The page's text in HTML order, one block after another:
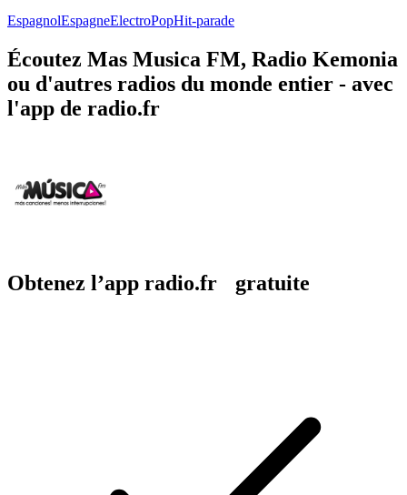
EspagnolEspagneElectroPopHit-parade
Écoutez Mas Musica FM, Radio Kemonia
ou d'autres radios du monde entier - avec
l'app de radio.fr
Obtenez l’app radio.fr gratuite